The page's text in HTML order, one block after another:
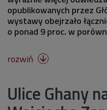
opublikowanych przez
wystawy obejrzało
o ponad 9 proc. w
rozwiń 
Ulice Ghany